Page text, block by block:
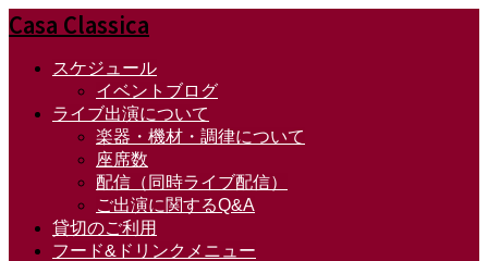
Casa Classica
スケジュール
イベントブログ
ライブ出演について
楽器・機材・調律について
座席数
配信（同時ライブ配信）
ご出演に関するQ&A
貸切のご利用
フード&ドリンクメニュー